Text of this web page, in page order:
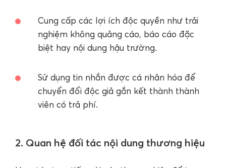
Cung cấp các lợi ích độc quyền như trải
nghiệm không quảng cáo, báo cáo đặc
biệt hay nội dung hậu trường.
Sử dụng tin nhắn được cá nhân hóa để
chuyển đổi độc giả gắn kết thành thành
viên có trả phí.
2. Quan hệ đối tác nội dung thương hiệu